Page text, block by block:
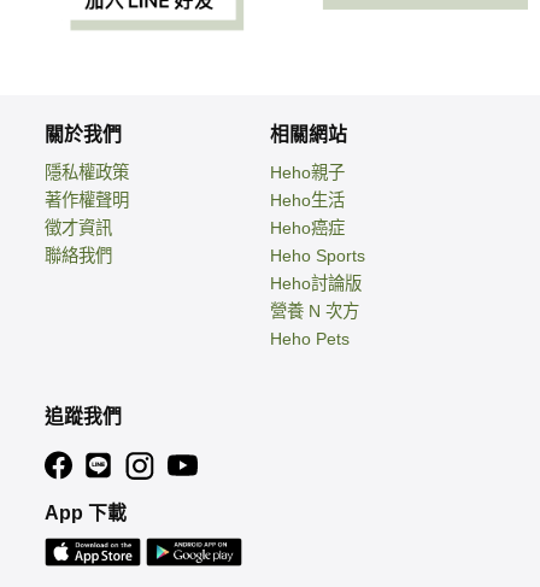
關於我們
隱私權政策
著作權聲明
徵才資訊
聯絡我們
相關網站
Heho親子
Heho生活
Heho癌症
Heho Sports
Heho討論版
營養 N 次方
Heho Pets
追蹤我們
App 下載